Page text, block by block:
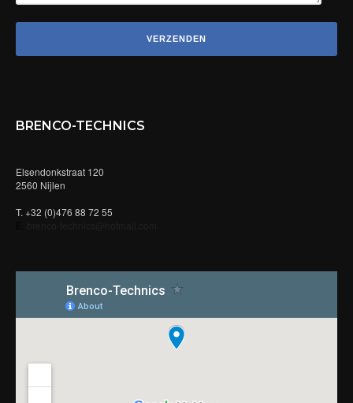
BRENCO-TECHNICS
Elsendonkstraat 120
2560 Nijlen
T. +32 (0)476 88 72 55